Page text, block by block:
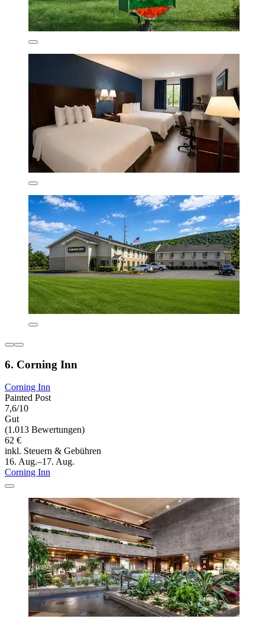
6. Corning Inn
Corning Inn
Painted Post
7,6/10
Gut
(1.013 Bewertungen)
62 €
inkl. Steuern & Gebühren
16. Aug.–17. Aug.
Corning Inn